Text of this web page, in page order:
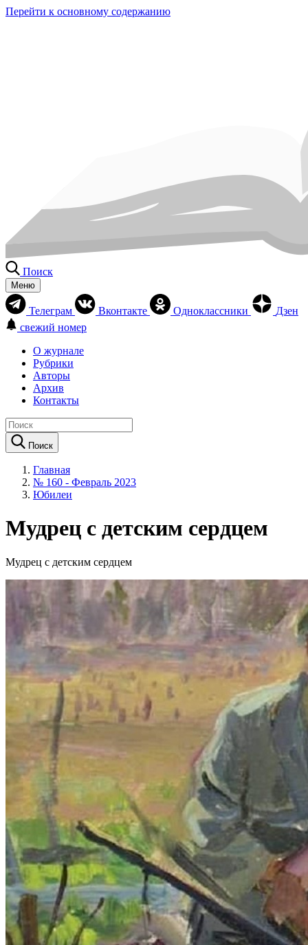
Перейти к основному содержанию
Поиск
Меню
Телеграм Вконтакте Одноклассники
Дзен
свежий номер
О журнале
Рубрики
Авторы
Архив
Контакты
Поиск
Главная
№ 160 - Февраль 2023
Юбилеи
Мудрец с детским сердцем
Мудрец с детским сердцем